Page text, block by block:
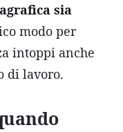
sia
modo per
intoppi anche
di lavoro.